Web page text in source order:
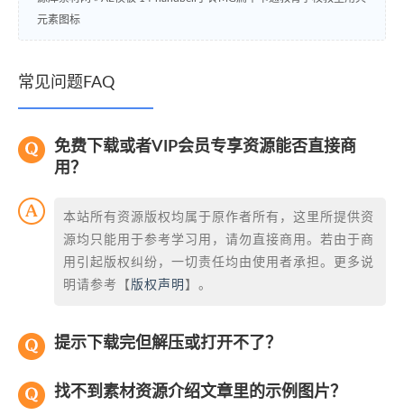
元素图标
常见问题FAQ
免费下载或者VIP会员专享资源能否直接商
用？
本站所有资源版权均属于原作者所有，这里所提供资
源均只能用于参考学习用，请勿直接商用。若由于商
用引起版权纠纷，一切责任均由使用者承担。更多说
明请参考【 版权声明 】。
提示下载完但解压或打开不了？
找不到素材资源介绍文章里的示例图片？